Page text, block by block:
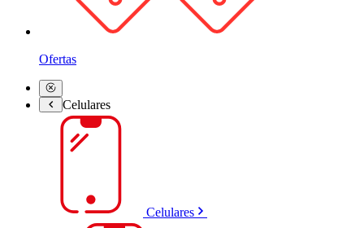
Ofertas
Celulares
Celulares